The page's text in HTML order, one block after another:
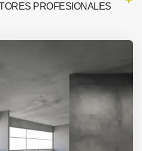
PROFESIONALES